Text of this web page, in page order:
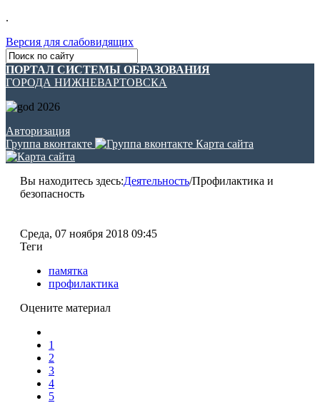
.
Версия для слабовидящих
ПОРТАЛ СИСТЕМЫ ОБРАЗОВАНИЯ
ГОРОДА НИЖНЕВАРТОВСКА
Авторизация
Группа вконтакте
Карта сайта
Вы находитесь здесь:Деятельность/Профилактика и
безопасность
Среда, 07 ноября 2018 09:45
Теги
памятка
профилактика
Оцените материал
1
2
3
4
5